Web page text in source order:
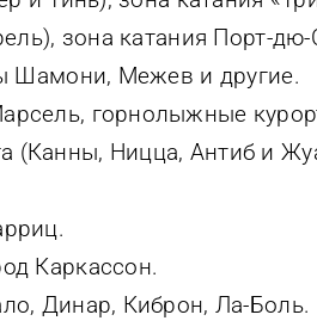
зона катания Порт-
Шамони, Межев и другие.
горнолыжные
Ницца, Антиб и
Каркассон.
Динар, Киброн, Ла-Боль.